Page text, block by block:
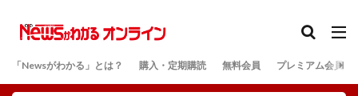
「Newsがわかる」とは？ 購入・定期購読 無料会員 プレミアム会員
検索